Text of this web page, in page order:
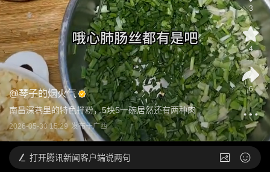
@琴子的烟火气
南昌深巷里的特色拌粉，5块5一碗居然还有两种肉
2026-05-30 15:29 发布于广西
3
4
6
打开腾讯新闻客户端说两句